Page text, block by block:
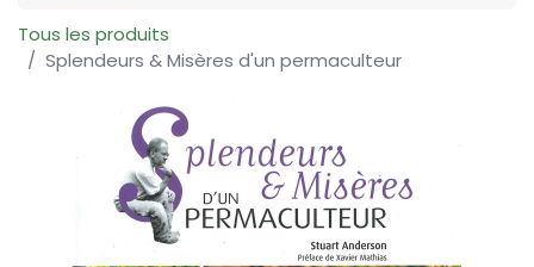
Tous les produits
Splendeurs & Misères d'un permaculteur